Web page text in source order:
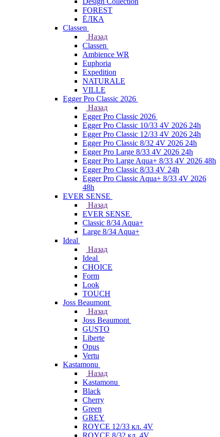
FOREST
ЁЛКА
Classen
Назад
Classen
Ambience WR
Euphoria
Expedition
NATURALE
VILLE
Egger Pro Classic 2026
Назад
Egger Pro Classic 2026
Egger Pro Classic 10/33 4V 2026 24h
Egger Pro Classic 12/33 4V 2026 24h
Egger Pro Classic 8/32 4V 2026 24h
Egger Pro Large 8/33 4V 2026 24h
Egger Pro Large Aqua+ 8/33 4V 2026 48h
Egger Pro Classic 8/33 4V 24h
Egger Pro Classic Aqua+ 8/33 4V 2026
48h
EVER SENSE
Назад
EVER SENSE
Classic 8/34 Aqua+
Large 8/34 Aqua+
Ideal
Назад
Ideal
CHOICE
Form
Look
TOUCH
Joss Beaumont
Назад
Joss Beaumont
GUSTO
Liberte
Opus
Vertu
Kastamonu
Назад
Kastamonu
Black
Cherry
Green
GREY
ROYCE 12/33 кл. 4V
ROYCE 8/32 кл. 4V